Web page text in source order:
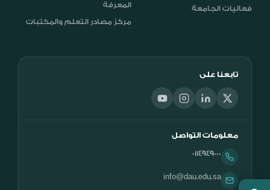
فعاليات الجامعة
المعرفة
مركز مصادر التعلم والمكتبات
تابعنا على
معلومات التواصل
0114949000
info@dau.edu.sa